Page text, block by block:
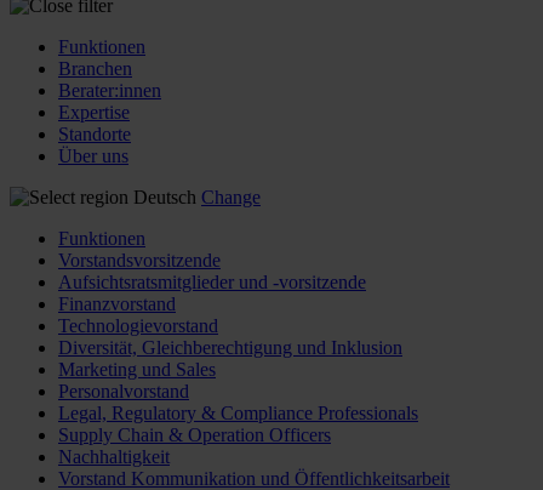
Funktionen
Branchen
Berater:innen
Expertise
Standorte
Über uns
Deutsch Change
Funktionen
Vorstandsvorsitzende
Aufsichtsratsmitglieder und -vorsitzende
Finanzvorstand
Technologievorstand
Diversität, Gleichberechtigung und Inklusion
Marketing und Sales
Personalvorstand
Legal, Regulatory & Compliance Professionals
Supply Chain & Operation Officers
Nachhaltigkeit
Vorstand Kommunikation und Öffentlichkeitsarbeit